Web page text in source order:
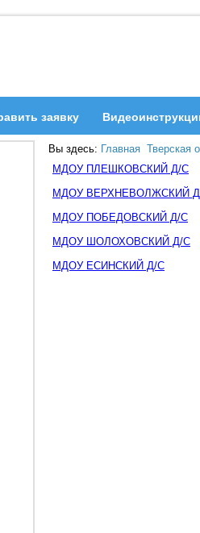
заявку
Вы здесь: Главная Тверская
МДОУ ПЛЕШКОВСКИЙ Д/С
МДОУ ВЕРХНЕВОЛЖСКИЙ
МДОУ ПОБЕДОВСКИЙ Д/С
МДОУ ШОЛОХОВСКИЙ Д/С
МДОУ ЕСИНСКИЙ Д/С